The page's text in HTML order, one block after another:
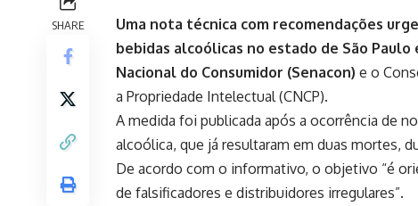
SHARE
Uma nota técnica com recomendações
bebidas alcoólicas no estado de São
Nacional do Consumidor (Senacon) e o
a Propriedade Intelectual (CNCP).
A medida foi publicada após a ocorrência de
alcoólica, que já resultaram em duas mortes,
De acordo com o informativo, o objetivo “é
de falsificadores e distribuidores irregulares”.